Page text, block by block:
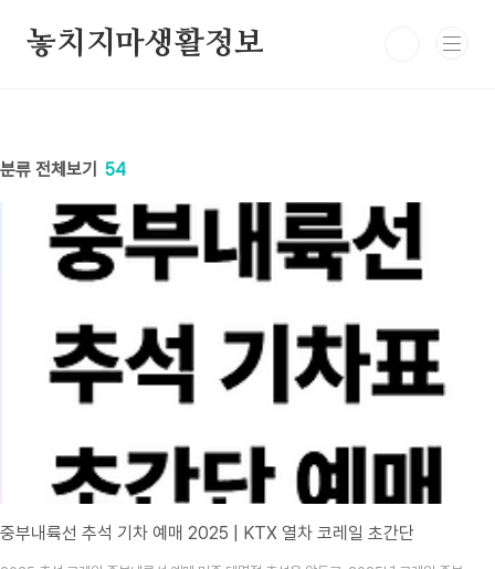
놓치지마생활정보
분류 전체보기 54
중부내륙선 추석 기차 예매 2025 | KTX 열차 코레일 초간단